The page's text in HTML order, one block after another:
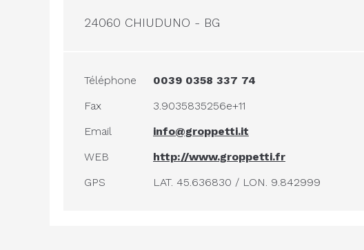
24060 CHIUDUNO - BG
Téléphone
0039 0358 337 74
Fax
3.9035835256e+11
Email
info@groppetti.it
WEB
http://www.groppetti.fr
GPS
LAT. 45.636830 / LON. 9.842999